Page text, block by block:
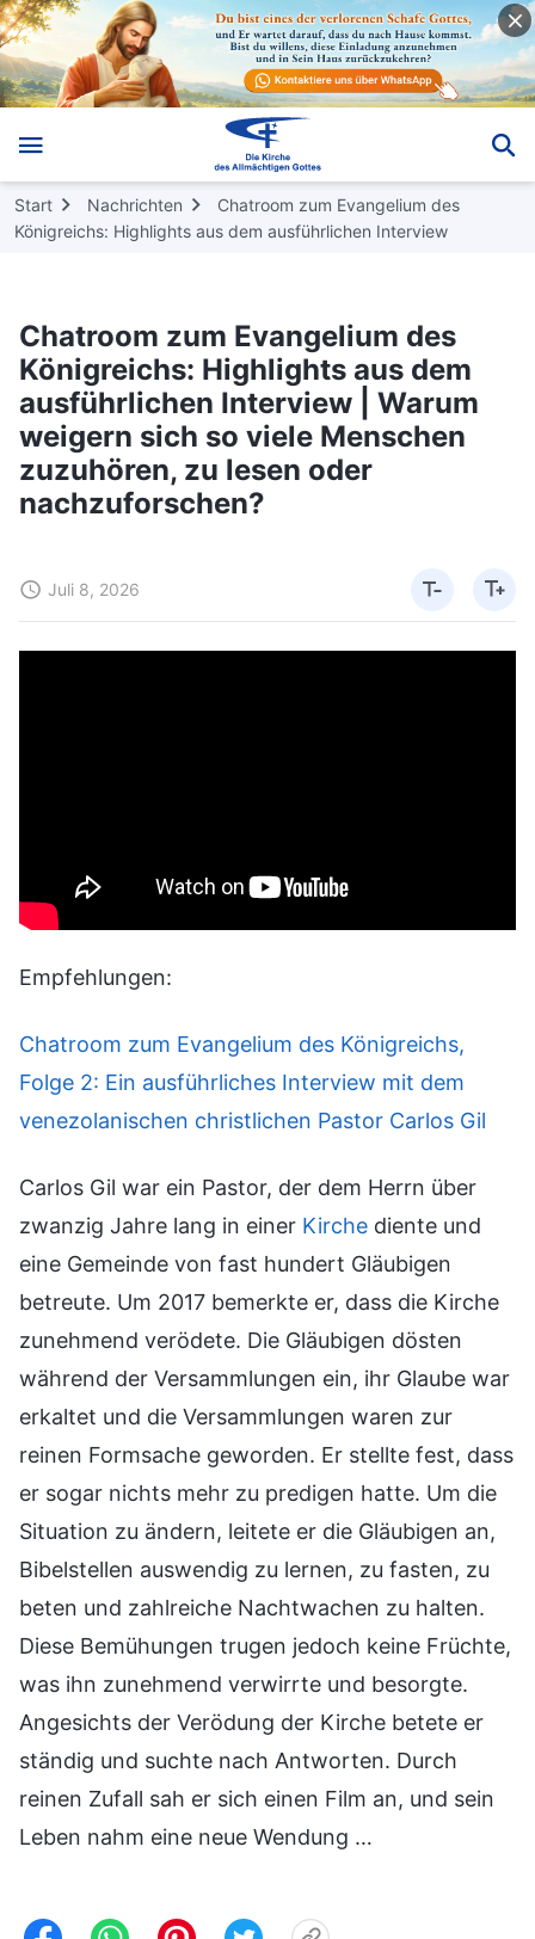
Start Nachrichten
Chatroom zum Evangelium des
Königreichs: Highlights aus dem ausführlichen Interview
Chatroom zum Evangelium des
Königreichs: Highlights aus dem
ausführlichen Interview | Warum
weigern sich so viele Menschen
zuzuhören, zu lesen oder
nachzuforschen?
Juli 8, 2026
Empfehlungen:
Chatroom zum Evangelium des Königreichs,
Folge 2: Ein ausführliches Interview mit dem
venezolanischen christlichen Pastor Carlos Gil
Carlos Gil war ein Pastor, der dem Herrn über
zwanzig Jahre lang in einer Kirche diente und
eine Gemeinde von fast hundert Gläubigen
betreute. Um 2017 bemerkte er, dass die Kirche
zunehmend verödete. Die Gläubigen dösten
während der Versammlungen ein, ihr Glaube war
erkaltet und die Versammlungen waren zur
reinen Formsache geworden. Er stellte fest, dass
er sogar nichts mehr zu predigen hatte. Um die
Situation zu ändern, leitete er die Gläubigen an,
Bibelstellen auswendig zu lernen, zu fasten, zu
beten und zahlreiche Nachtwachen zu halten.
Diese Bemühungen trugen jedoch keine Früchte,
was ihn zunehmend verwirrte und besorgte.
Angesichts der Verödung der Kirche betete er
ständig und suchte nach Antworten. Durch
reinen Zufall sah er sich einen Film an, und sein
Leben nahm eine neue Wendung …